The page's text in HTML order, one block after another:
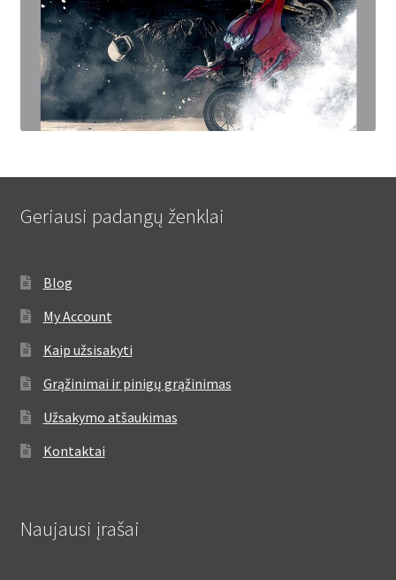
Geriausi padangų ženklai
Blog
My Account
Kaip užsisakyti
Grąžinimai ir pinigų grąžinimas
Užsakymo atšaukimas
Kontaktai
Naujausi įrašai